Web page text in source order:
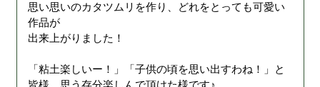
思い思いのカタツムリを作り、どれをとっても可愛い
作品が
出来上がりました！
「粘土楽しいー！」「子供の頃を思い出すわね！」と